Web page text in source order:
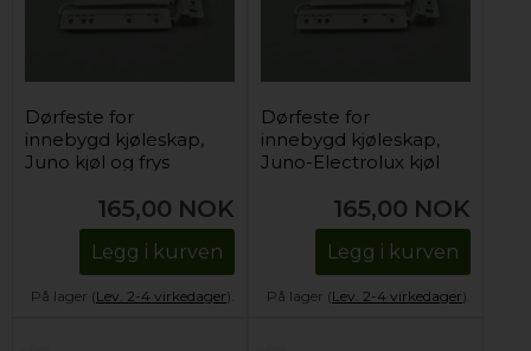
Dørfeste for
innebygd kjøleskap,
Juno kjøl og frys
165,00 NOK
Legg i kurven
På lager (Lev. 2-4 virkedager).
Dørfeste for
innebygd kjøleskap,
Juno-Electrolux kjøl
165,00 NOK
Legg i kurven
På lager (Lev. 2-4 virkedager).